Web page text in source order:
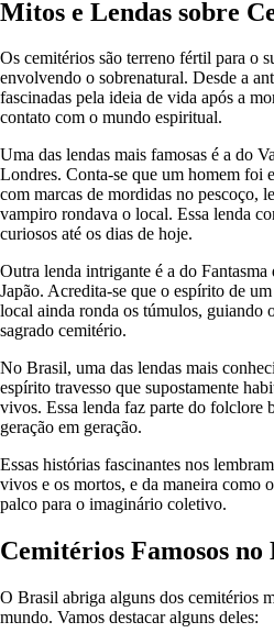
Mitos e Lendas sobre
Os cemitérios são terreno fértil para o
envolvendo o sobrenatural. Desde a
fascinadas pela ideia de vida após a
contato com o mundo espiritual.
Uma das lendas mais famosas é a do
Londres. Conta-se que um homem foi
com marcas de mordidas no pescoço,
vampiro rondava o local. Essa lenda
curiosos até os dias de hoje.
Outra lenda intrigante é a do
Japão. Acredita-se que o espírito de
local ainda ronda os túmulos, guiando
sagrado cemitério.
No Brasil, uma das lendas mais
espírito travesso que supostamente
vivos. Essa lenda faz parte do folclore
geração em geração.
Essas histórias fascinantes nos
vivos e os mortos, e da maneira como
palco para o imaginário coletivo.
Cemitérios Famosos
O Brasil abriga alguns dos cemitérios
mundo. Vamos destacar alguns deles: